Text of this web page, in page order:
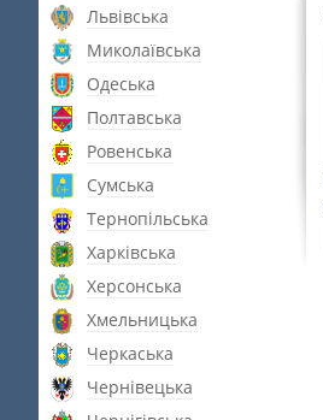
Львівська
Миколаївська
Одеська
Полтавська
Ровенська
Сумська
Тернопільська
Харківська
Херсонська
Хмельницька
Черкаська
Чернівецька